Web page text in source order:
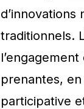
traditionnels.
prenantes,
participative